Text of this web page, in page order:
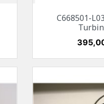

C668501-
Preis